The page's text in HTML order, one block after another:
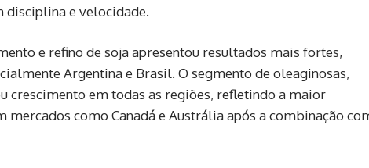
disciplina e velocidade.
e refino de soja apresentou resultados mais fortes,
Argentina e Brasil. O segmento de oleaginosas,
crescimento em todas as regiões, refletindo a maior
mercados como Canadá e Austrália após a combinação